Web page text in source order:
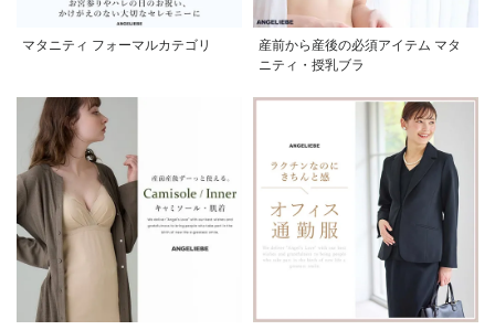
マタニティ フォーマルカテゴリ
産前から産後の必須アイテム マタ
ニティ・授乳ブラ